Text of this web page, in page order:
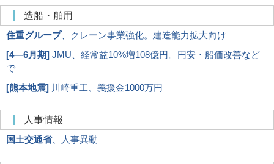
造船・舶用
住重グループ、クレーン事業強化。建造能力拡大向け
[4―6月期] JMU、経常益10%増108億円。円安・船価改善など
で
[熊本地震] 川崎重工、義援金1000万円
人事情報
国土交通省、人事異動